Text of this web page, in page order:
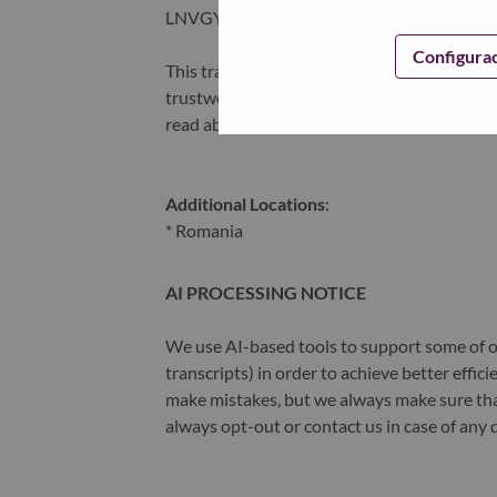
LNVGY).
This transformation together with
trustworthy, and smarter future for
read about the latest news via our
Additional Locations:
* Romania
AI PROCESSING NOTICE
We use AI-based tools to support some of
transcripts) in order to achieve better
make mistakes, but we always make sure
always opt-out or contact us in case of any